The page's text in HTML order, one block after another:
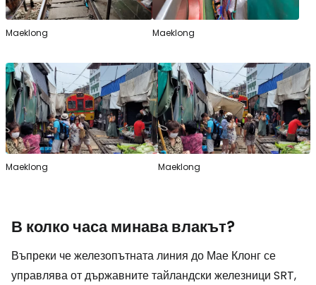
Maeklong Maeklong
Maeklong Maeklong
В колко часа минава влакът?
Въпреки че железопътната линия до Мае Клонг се
управлява от държавните тайландски железници SRT,